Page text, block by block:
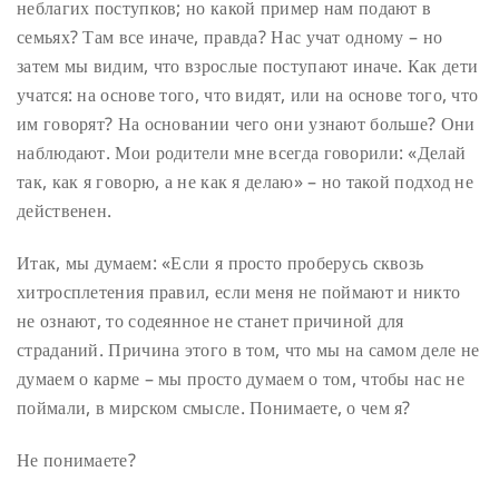
неблагих поступков; но какой пример нам подают в
семьях? Там все иначе, правда? Нас учат одному – но
затем мы видим, что взрослые поступают иначе. Как дети
учатся: на основе того, что видят, или на основе того, что
им говорят? На основании чего они узнают больше? Они
наблюдают. Мои родители мне всегда говорили: «Делай
так, как я говорю, а не как я делаю» – но такой подход не
действенен.
Итак, мы думаем: «Если я просто проберусь сквозь
хитросплетения правил, если меня не поймают и никто
не ознают, то содеянное не станет причиной для
страданий. Причина этого в том, что мы на самом деле не
думаем о карме – мы просто думаем о том, чтобы нас не
поймали, в мирском смысле. Понимаете, о чем я?
Не понимаете?